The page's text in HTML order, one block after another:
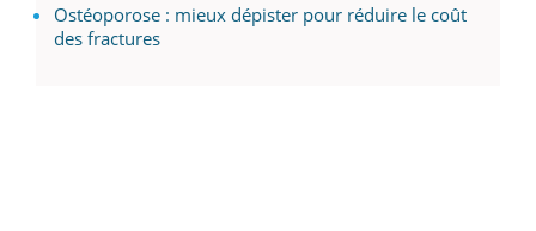
Ostéoporose : mieux dépister pour réduire le coût
des fractures